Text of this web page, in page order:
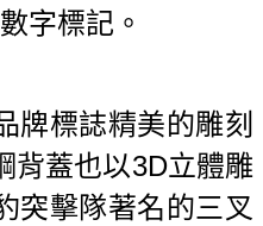
字標記。
牌標誌精美的雕刻
背蓋也以3D立體雕
突擊隊著名的三叉